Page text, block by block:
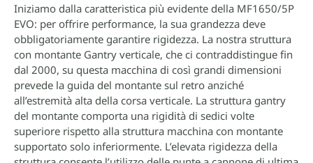
Iniziamo dalla caratteristica più evidente della MF1650/5P
EVO: per offrire performance, la sua grandezza deve
obbligatoriamente garantire rigidezza. La nostra struttura
con montante Gantry verticale, che ci contraddistingue fin
dal 2000, su questa macchina di così grandi dimensioni
prevede la guida del montante sul retro anziché
all’estremità alta della corsa verticale. La struttura gantry
del montante comporta una rigidità di sedici volte
superiore rispetto alla struttura macchina con montante
supportato solo inferiormente. L’elevata rigidezza della